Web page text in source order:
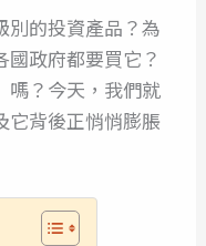
別的投資產品？為
政府都要買它？
嗎？今天，我們就
它背後正悄悄膨脹